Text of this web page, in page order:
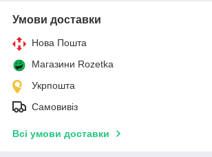
Умови доставки
Нова Пошта
Магазини Rozetka
Укрпошта
Самовивіз
Всі умови доставки